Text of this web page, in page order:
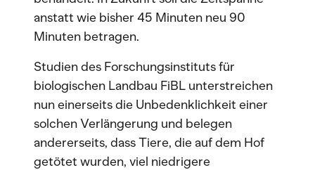
anstatt wie bisher 45 Minuten neu 90
Minuten betragen.
Studien des Forschungsinstituts für
biologischen Landbau FiBL unterstreichen
nun einerseits die Unbedenklichkeit einer
solchen Verlängerung und belegen
andererseits, dass Tiere, die auf dem Hof
getötet wurden, viel niedrigere